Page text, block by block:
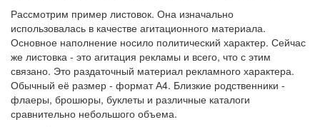
Рассмотрим пример листовок. Она изначально
использовалась в качестве агитационного материала.
Основное наполнение носило политический характер. Сейчас
же листовка - это агитация рекламы и всего, что с этим
связано. Это раздаточный материал рекламного характера.
Обычный её размер - формат А4. Близкие родственники -
флаеры, брошюры, буклеты и различные каталоги
сравнительно небольшого объема.